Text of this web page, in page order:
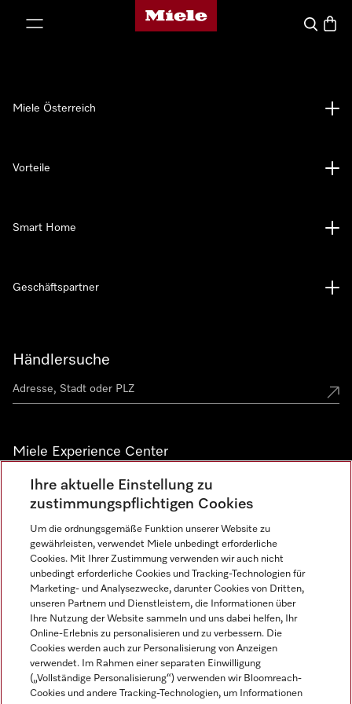
Miele-Homepage
Suche
Händlersuche
Miele Experience Center
Alle Miele Experience Center anzeigen
Newsletter
Miele Österreich
Vorteile
Smart Home
Geschäftspartner
Miele auf Instagram
Miele auf Facebook
Miele auf Youtube
Ihre aktuelle Einstellung zu
zustimmungspflichtigen Cookies
Um die ordnungsgemäße Funktion unserer Website zu
gewährleisten, verwendet Miele unbedingt erforderliche
Cookies. Mit Ihrer Zustimmung verwenden wir auch nicht
unbedingt erforderliche Cookies und Tracking-Technologien für
Marketing- und Analysezwecke, darunter Cookies von Dritten,
unseren Partnern und Dienstleistern, die Informationen über
Ihre Nutzung der Website sammeln und uns dabei helfen, Ihr
Online-Erlebnis zu personalisieren und zu verbessern. Die
Cookies werden auch zur Personalisierung von Anzeigen
verwendet. Im Rahmen einer separaten Einwilligung
(„Vollständige Personalisierung“) verwenden wir Bloomreach-
Cookies und andere Tracking-Technologien, um Informationen